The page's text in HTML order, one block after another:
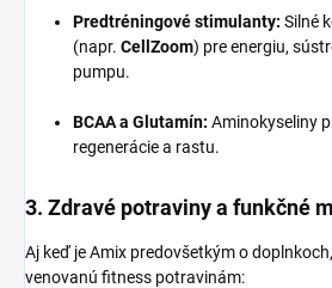
Predtréningové stimulanty: Silné
(napr. CellZoom) pre energiu,
pumpu.
BCAA a Glutamín: Aminokyseliny
regenerácie a rastu.
3. Zdravé potraviny a funkčné
Aj keď je Amix predovšetkým o
venovanú fitness potravinám: